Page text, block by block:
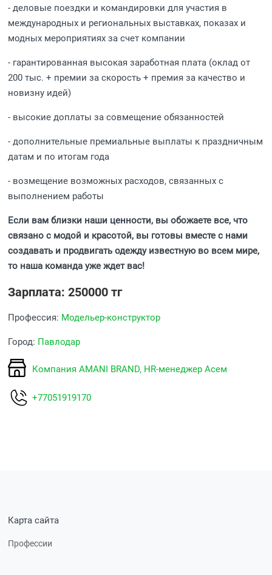
- деловые поездки и командировки для участия в
международных и региональных выставках, показах и
модных мероприятиях за счет компании
- гарантированная высокая заработная плата (оклад от
200 тыс. + премии за скорость + премия за качество и
новизну идей)
- высокие доплаты за совмещение обязанностей
- дополнительные премиальные выплаты к праздничным
датам и по итогам года
- возмещение возможных расходов, связанных с
выполнением работы
Если вам близки наши ценности, вы обожаете все, что
связано с модой и красотой, вы готовы вместе с нами
создавать и продвигать одежду известную во всем мире,
то наша команда уже ждет вас!
Зарплата: 250000 тг
Профессия: Модельер-конструктор
Город: Павлодар
Компания AMANI BRAND, HR-менеджер Асем
+77051919170
Карта сайта
Профессии